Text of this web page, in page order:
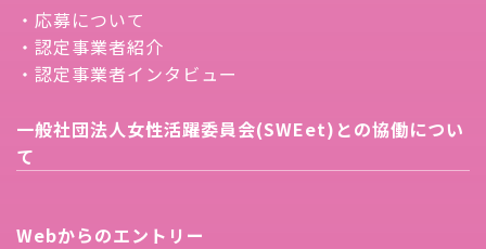
・応募について
・認定事業者紹介
・認定事業者インタビュー
一般社団法人女性活躍委員会(SWEet)との協働につい
て
Webからのエントリー